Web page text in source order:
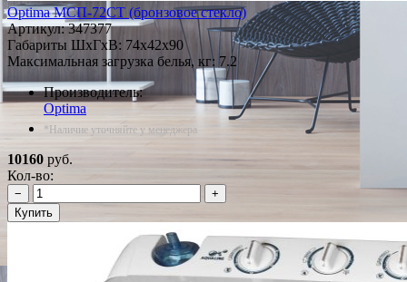
Optima МСП-72СТ (бронзовое стекло)
Артикул:347377
Габариты ШxГxВ: 74x42x90
Максимальная загрузка белья, кг: 7.2
Производитель:
Optima
*Наличие уточняйте у менеджера
10160 руб.
Кол-во:
−
+
Купить